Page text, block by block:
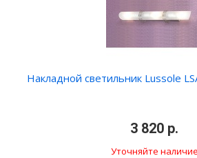
Накладной светильник Lussole
3 820 р.
Уточняйте наличие